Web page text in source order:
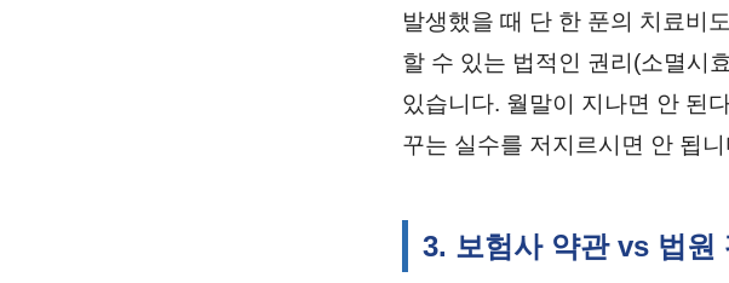
발생했을 때 단 한 푼의 치료비
할 수 있는 법적인 권리(소멸시
있습니다. 월말이 지나면 안 된
꾸는 실수를 저지르시면 안 됩니
3. 보험사 약관 vs 법원